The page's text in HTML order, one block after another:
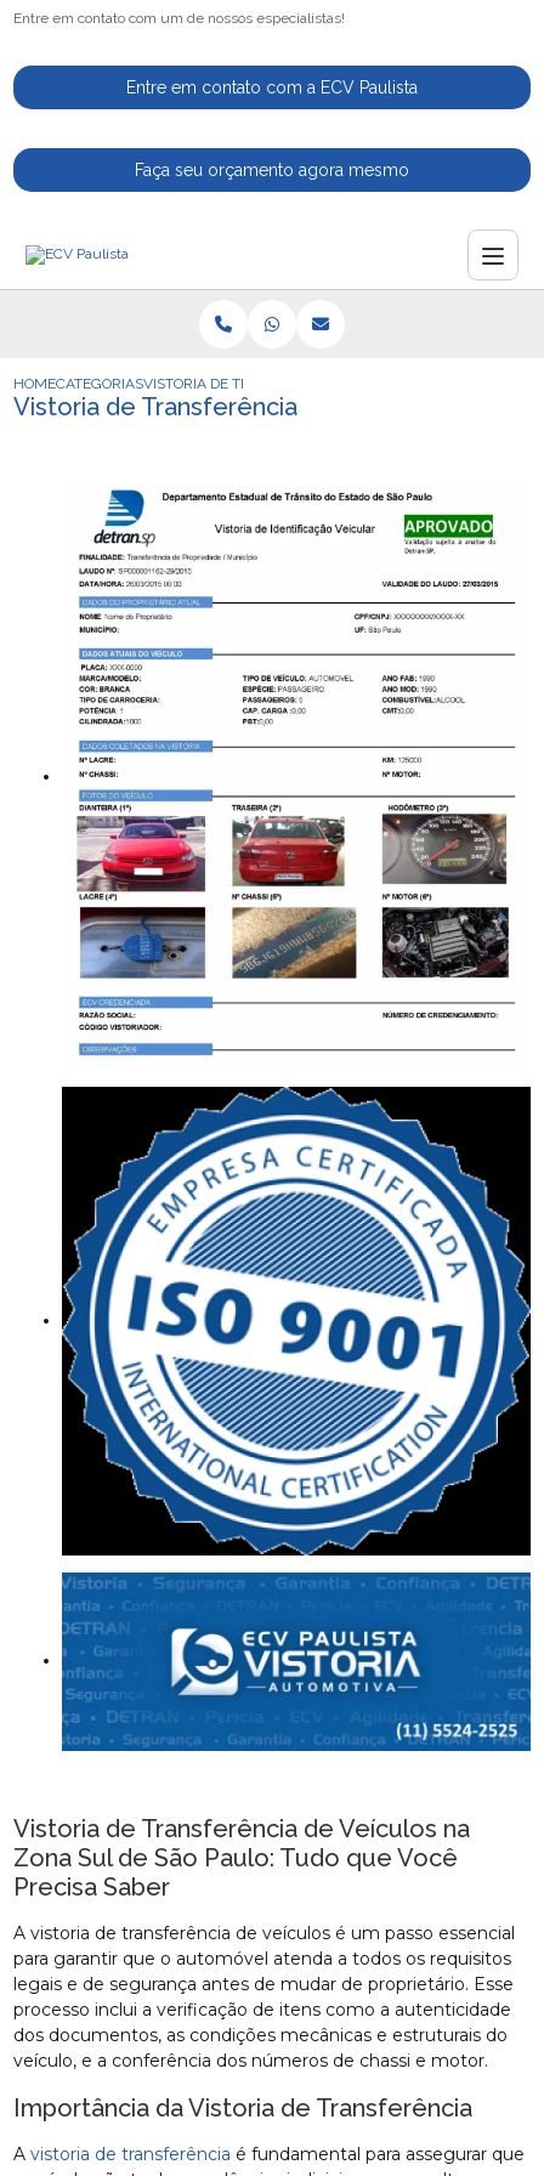
Entre em contato com um de nossos especialistas!
Entre em contato com a ECV Paulista
Faça seu orçamento agora mesmo
HOMECATEGORIASVISTORIA DE TRANSFERÊNCIA
Vistoria de Transferência
Vistoria de Transferência de Veículos na
Zona Sul de São Paulo: Tudo que Você
Precisa Saber
A vistoria de transferência de veículos é um passo essencial
para garantir que o automóvel atenda a todos os requisitos
legais e de segurança antes de mudar de proprietário. Esse
processo inclui a verificação de itens como a autenticidade
dos documentos, as condições mecânicas e estruturais do
veículo, e a conferência dos números de chassi e motor.
Importância da Vistoria de Transferência
Avistoria de transferência é fundamental para assegurar que